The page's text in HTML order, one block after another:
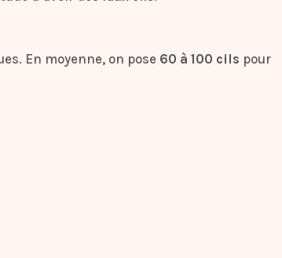
En moyenne, on pose 60 à 100 cils pour